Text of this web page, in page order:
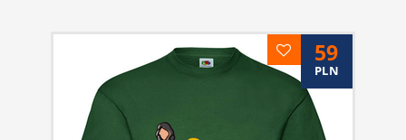
59
PLN